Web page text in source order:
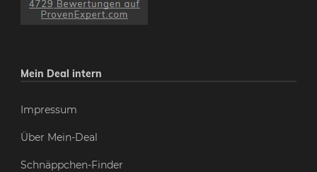
Mein Deal intern
Impressum
Über Mein-Deal
Schnäppchen-Finder